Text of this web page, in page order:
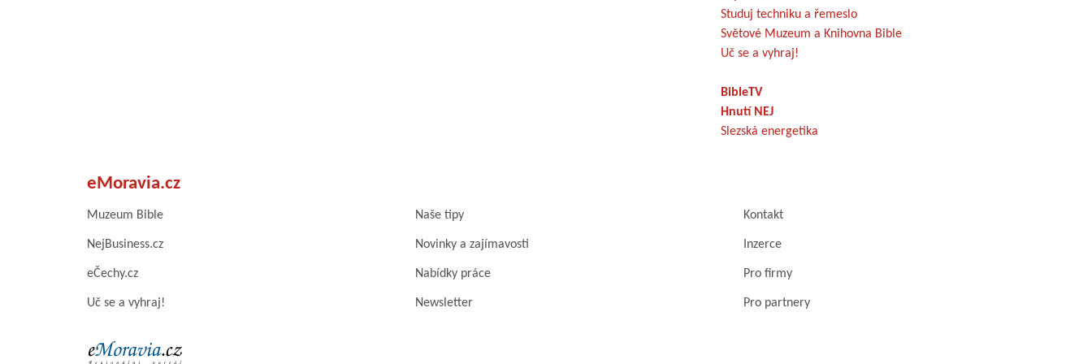
Studuj techniku a řemeslo
Světové Muzeum a Knihovna Bible
Uč se a vyhraj!
BibleTV
Hnutí NEJ
Slezská energetika
eMoravia.cz
Muzeum Bible Naše tipy Kontakt
NejBusiness.cz Novinky a zajímavosti Inzerce
eČechy.cz Nabídky práce Pro firmy
Uč se a vyhraj! Newsletter Pro partnery